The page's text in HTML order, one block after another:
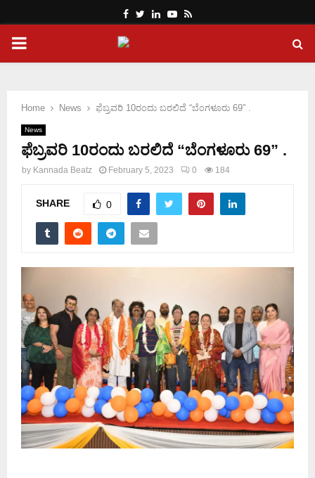
Facebook
Twitter
LinkedinYoutube
Rss
PRIMARY
Home News ಫೆಬ್ರವರಿ 10ರಂದು ಬರಲಿದೆ “ಬೆಂಗಳೂರು 69” .
News
ಫೆಬ್ರವರಿ 10ರಂದು ಬರಲಿದೆ “ಬೆಂಗಳೂರು 69” .
by Kannada Beatz February 5, 2023 0 184
SHARE 0